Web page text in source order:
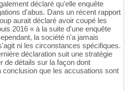
déclaré qu'elle enquête
d'abus. Dans un récent rapport
aurait déclaré avoir coupé les
2016 « à la suite d'une enquête
la société n'a jamais
ni les circonstances spécifiques.
déclaration suit une stratégie
de détails sur la façon dont
conclusion que les accusations sont